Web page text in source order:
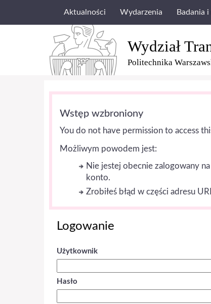
Aktualności Wydarzenia Badania i
Wydział
Politechnika
Wstęp wzbroniony
You do not have permission to access
Możliwym powodem jest:
Nie jestej obecnie zalogowany
konto.
Zrobiłeś błąd w części adresu
Logowanie
Użytkownik
Hasło